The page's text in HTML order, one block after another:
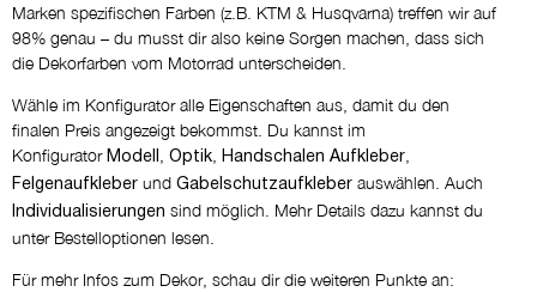
Kommentar
Marken spezifischen Farben (z.B. KTM & Husqvarna) treffen wir auf
98% genau – du musst dir also keine Sorgen machen, dass sich
die Dekorfarben vom Motorrad unterscheiden.
Wähle im Konfigurator alle Eigenschaften aus, damit du den
finalen Preis angezeigt bekommst. Du kannst im
Konfigurator Modell Optik Handschalen Aufkleber
Felgenaufkleber und Gabelschutzaufkleber auswählen. Auch
Individualisierungen sind möglich. Mehr Details dazu kannst du
unter Bestelloptionen lesen.
Für mehr Infos zum Dekor, schau dir die weiteren Punkte an: